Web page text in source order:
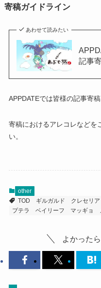
寄稿ガイドライン
あわせて読みたい
記事
APPDATEでは皆様の記事寄
寄稿におけるアレコレなどを
い。
other
TOD
ギルガルド クレセリア
プテラ
ベイリーフ マッギョ
よかった